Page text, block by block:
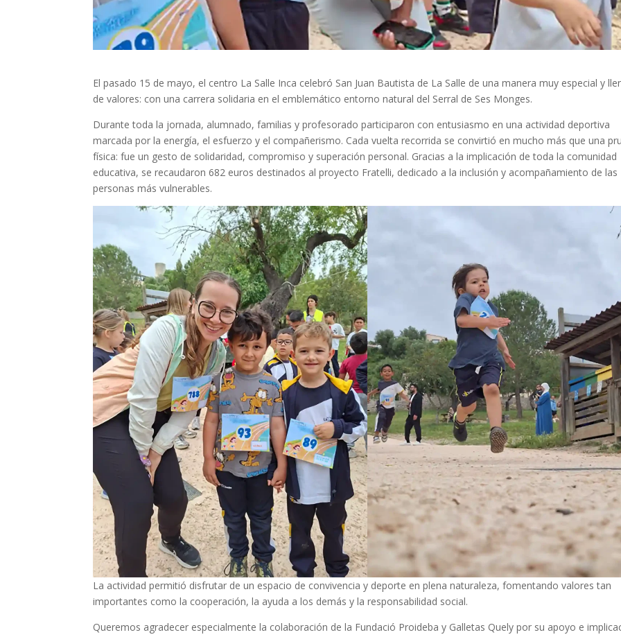
El pasado 15 de mayo, el centro La Salle Inca celebró San Juan Bautista de La Salle de una manera muy especial y
de valores: con una carrera solidaria en el emblemático entorno natural del Serral de Ses Monges.
Durante toda la jornada, alumnado, familias y profesorado participaron con entusiasmo en una actividad deportiva
marcada por la energía, el esfuerzo y el compañerismo. Cada vuelta recorrida se convirtió en mucho más que una
física: fue un gesto de solidaridad, compromiso y superación personal. Gracias a la implicación de toda la comunidad
educativa, se recaudaron 682 euros destinados al proyecto Fratelli, dedicado a la inclusión y acompañamiento de las
personas más vulnerables.
La actividad permitió disfrutar de un espacio de convivencia y deporte en plena naturaleza, fomentando valores tan
importantes como la cooperación, la ayuda a los demás y la responsabilidad social.
Queremos agradecer especialmente la colaboración de la Fundació Proideba y Galletas Quely por su apoyo e